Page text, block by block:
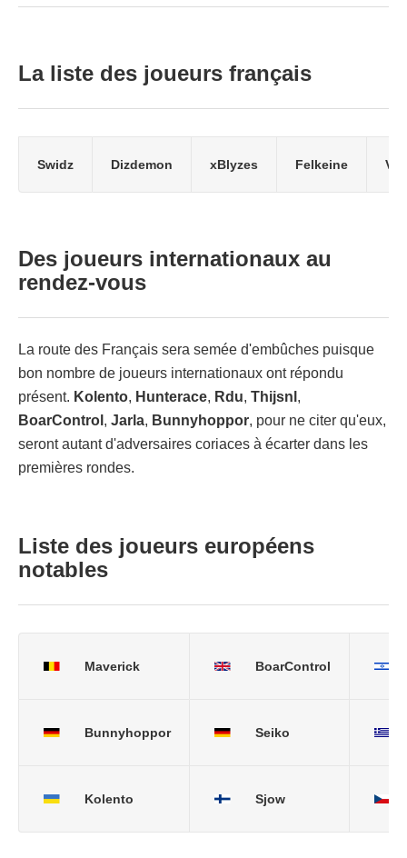
La liste des joueurs français
Swidz Dizdemon xBlyzes Felkeine
Des joueurs internationaux au
rendez-vous
La route des Français sera semée d'embûches puisque
bon nombre de joueurs internationaux ont répondu
présent. Kolento, Hunterace, Rdu, Thijsnl ,
BoarControl , Jarla, Bunnyhoppor, pour ne citer qu'eux,
seront autant d'adversaires coriaces à écarter dans les
premières rondes.
Liste des joueurs européens
notables
Maverick BoarControl
Bunnyhoppor Seiko
Kolento Sjow